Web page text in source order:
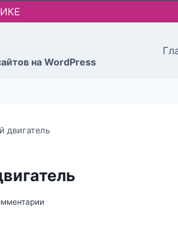
на WordPress
двигатель